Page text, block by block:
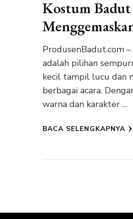
Kostum
ProdusenBadut.com
adalah pilihan
kecil tampil lucu dan
berbagai acara.
warna dan karakter …
BACA SELENGKAPNYA